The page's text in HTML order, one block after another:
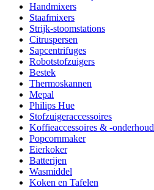
Handmixers
Staafmixers
Strijk-stoomstations
Citruspersen
Sapcentrifuges
Robotstofzuigers
Bestek
Thermoskannen
Mepal
Philips Hue
Stofzuigeraccessoires
Koffieaccessoires & -onderhoud
Popcornmaker
Eierkoker
Batterijen
Wasmiddel
Koken en Tafelen